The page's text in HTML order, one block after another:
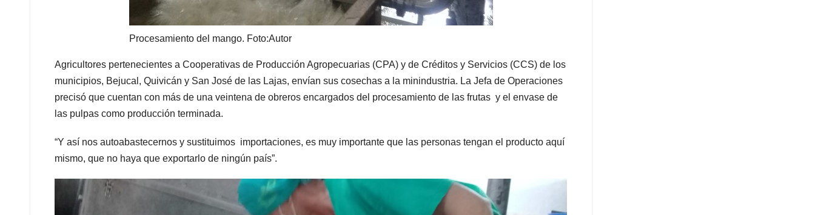
Procesamiento del mango. Foto:Autor
Agricultores pertenecientes a Cooperativas de Producción Agropecuarias (CPA) y de Créditos y Servicios (CCS) de los
municipios, Bejucal, Quivicán y San José de las Lajas, envían sus cosechas a la minindustria. La Jefa de Operaciones
precisó que cuentan con más de una veintena de obreros encargados del procesamiento de las frutas y el envase de
las pulpas como producción terminada.
“Y así nos autoabastecernos y sustituimos importaciones, es muy importante que las personas tengan el producto aquí
mismo, que no haya que exportarlo de ningún país”.